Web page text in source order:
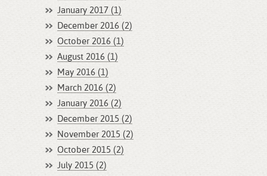
January 2017 (1)
December 2016 (2)
October 2016 (1)
August 2016 (1)
May 2016 (1)
March 2016 (2)
January 2016 (2)
December 2015 (2)
November 2015 (2)
October 2015 (2)
July 2015 (2)